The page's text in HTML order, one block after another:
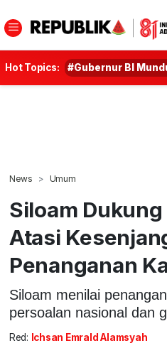
Hot Topics: #Gubernur BI
News Umum
Siloam
Atasi
Penanganan
Siloam menilai
persoalan nasional dan
Red: Ichsan Emrald Alamsyah